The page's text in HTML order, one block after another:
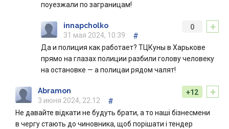
поуезжали по заграницам!
+
0
innapcholko
31 мая 2024, 10:39
#
Да и полиция как работает? ТЦКуны в Харькове
прямо на глазах полиции разбили голову человеку
на остановке — а полицаи рядом чалят!
+
+12
Abramon
3 июня 2024, 22:12
#
Не давайте відкати не будуть брати, а то наші бізнесмени
в чергу стають до чиновника, щоб порішати і тендер